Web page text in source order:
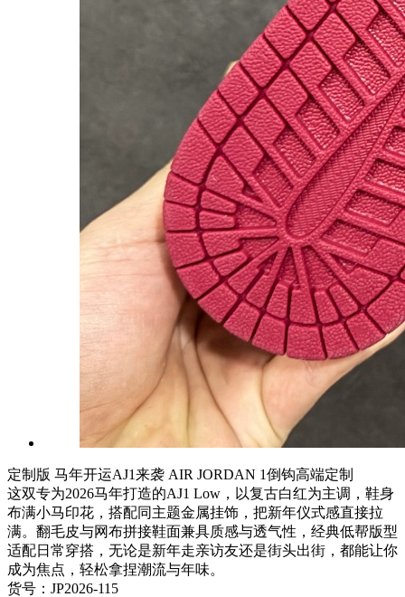
定制版 马年开运AJ1来袭 AIR JORDAN 1倒钩高端定制
这双专为2026马年打造的AJ1 Low，以复古白红为主调，鞋身
布满小马印花，搭配同主题金属挂饰，把新年仪式感直接拉
满。翻毛皮与网布拼接鞋面兼具质感与透气性，经典低帮版型
适配日常穿搭，无论是新年走亲访友还是街头出街，都能让你
成为焦点，轻松拿捏潮流与年味。
货号：JP2026-115